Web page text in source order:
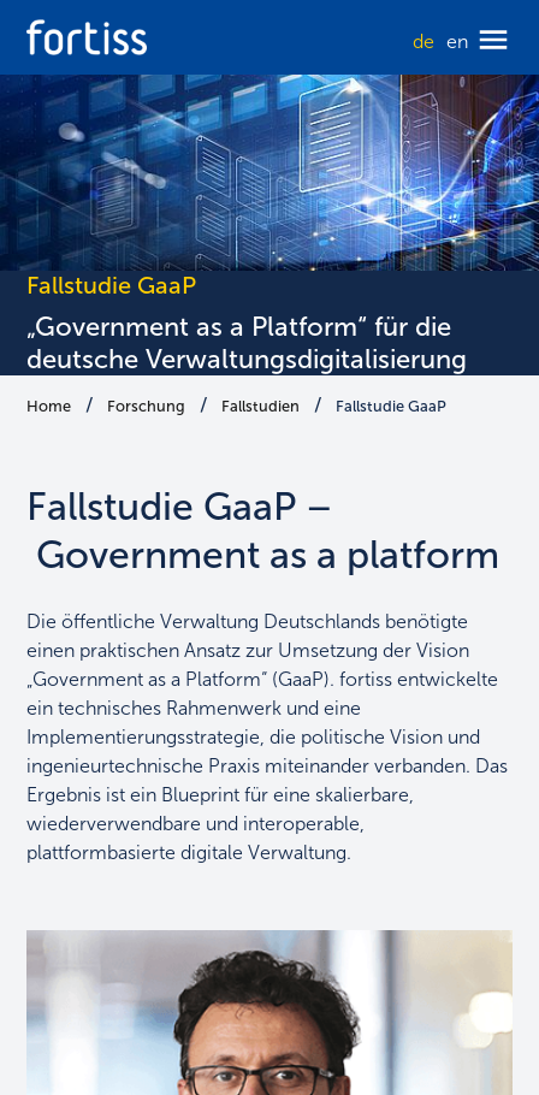
de en
Fallstudie GaaP
„Government as a Platform“ für die
deutsche Verwaltungsdigitalisierung
Home Forschung Fallstudien Fallstudie GaaP
Fallstudie GaaP –
Government as a platform
Die öffentliche Verwaltung Deutschlands benötigte
einen praktischen Ansatz zur Umsetzung der Vision
„Government as a Platform“ (GaaP). fortiss entwickelte
ein technisches Rahmenwerk und eine
Implementierungsstrategie, die politische Vision und
ingenieurtechnische Praxis miteinander verbanden. Das
Ergebnis ist ein Blueprint für eine skalierbare,
wiederverwendbare und interoperable,
plattformbasierte digitale Verwaltung.